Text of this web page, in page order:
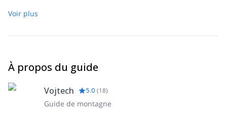
Plus d'informations
Je vous remercie d'apporter des chaussures d'escalade, car la
Voir plus
À propos du guide
Vojtech 5.0 (18)
Guide de montagne